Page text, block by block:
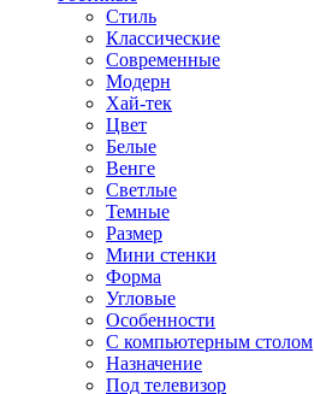
Стиль
Классические
Современные
Модерн
Хай-тек
Цвет
Белые
Венге
Светлые
Темные
Размер
Мини стенки
Форма
Угловые
Особенности
С компьютерным столом
Назначение
Под телевизор